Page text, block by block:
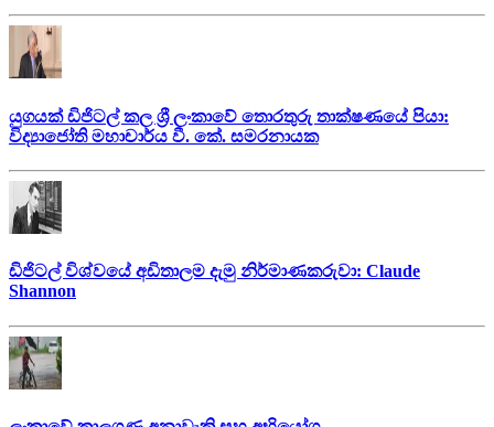
යුගයක් ඩිජිටල් කල ශ්‍රී ලංකාවේ තොරතුරු තාක්ෂණයේ පියා:
විද්‍යාජෝති මහාචාර්ය වී. කේ. සමරනායක
ඩිජිටල් විශ්වයේ අඩිතාලම දැමු නිර්මාණකරුවා: Claude
Shannon